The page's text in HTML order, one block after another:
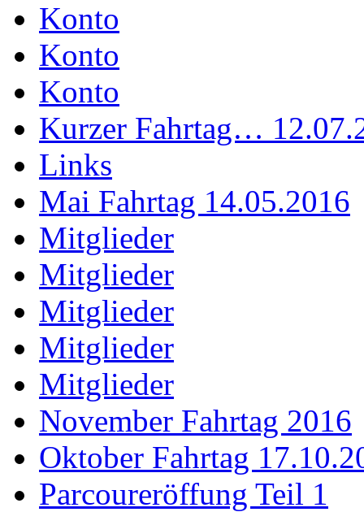
Konto
Konto
Konto
Kurzer Fahrtag…
Links
Mai Fahrtag 14.05.2016
Mitglieder
Mitglieder
Mitglieder
Mitglieder
Mitglieder
November Fahrtag 2016
Oktober Fahrtag
Parcoureröffung Teil 1